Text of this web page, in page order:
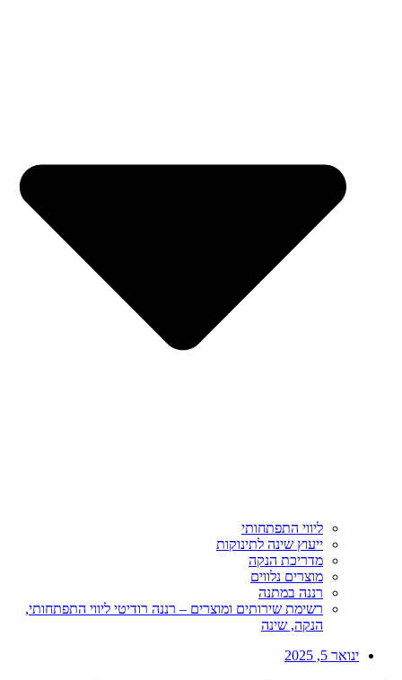
ליווי התפתחותי
ייעוץ שינה לתינוקות
מדריכת הנקה
מוצרים נלווים
רננה במתנה
רשימת שירותים ומוצרים – רננה רודיטי ליווי התפתחותי,
הנקה, שינה
ינואר 5, 2025